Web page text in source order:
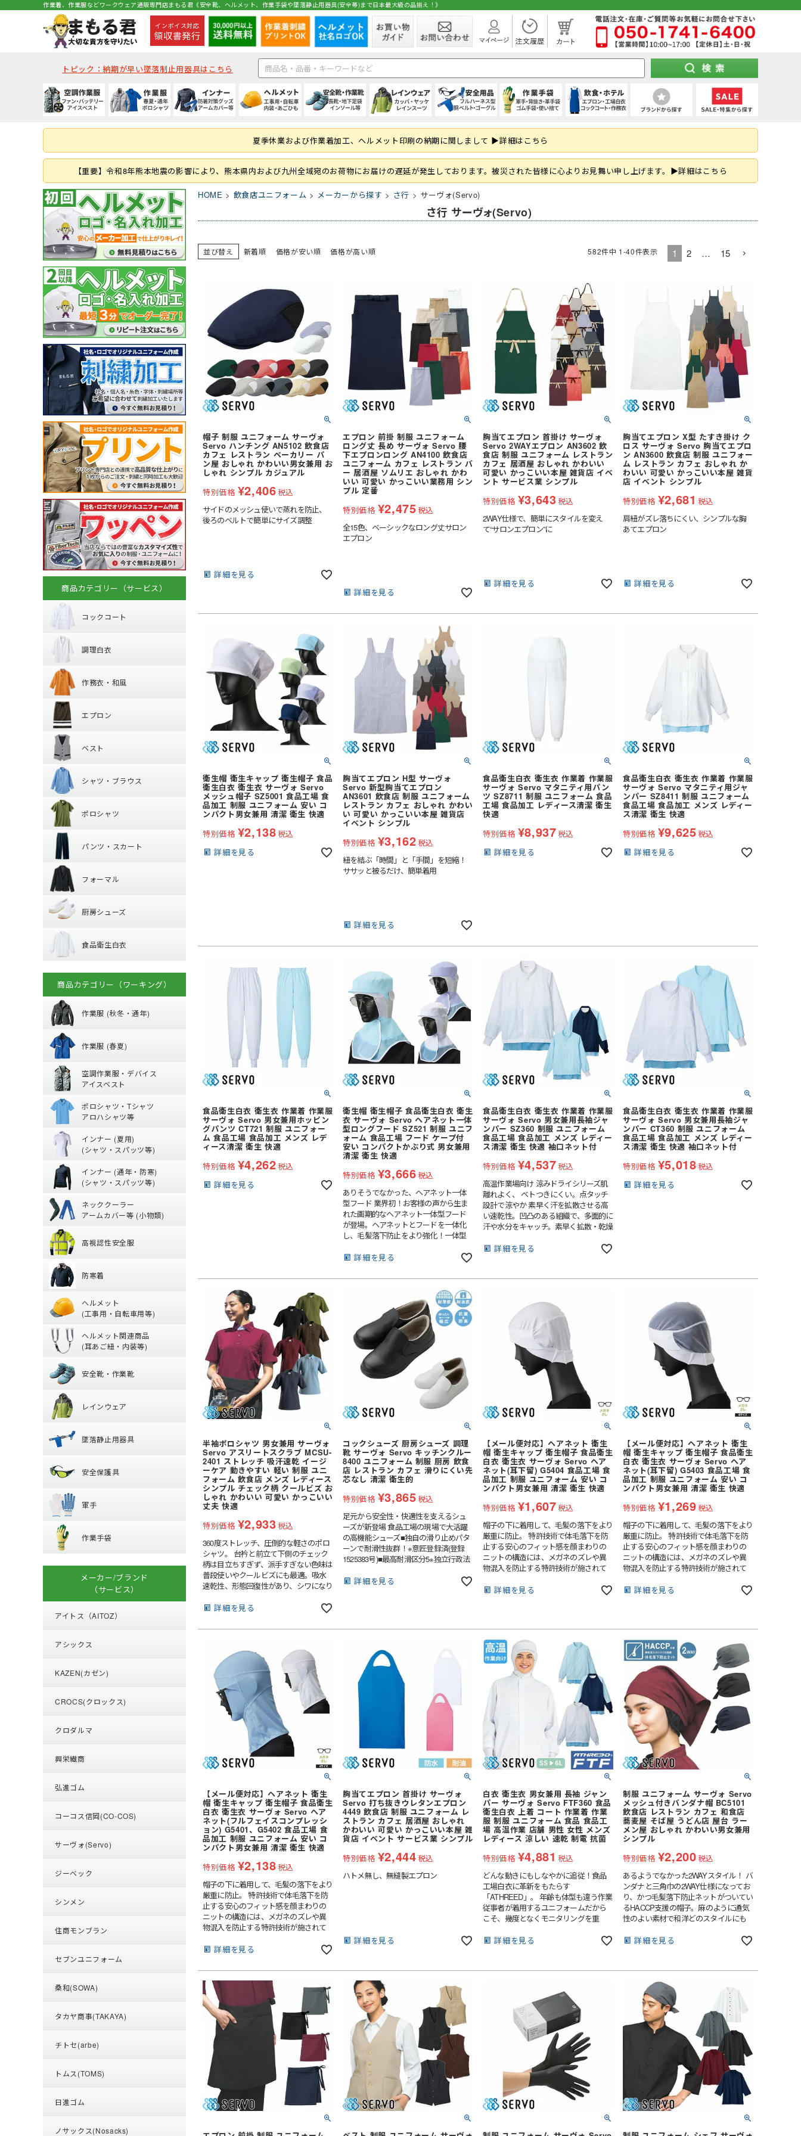
作業着、作業服などワークウェア通販専門店まもる君《安全靴、ヘルメット、作業手袋や墜落静止用器具(安全帯)まで日本最大級の品揃え！》
インボイス対応
領収書発行
トピック：納期が早い墜落制止用器具はこちら
種類から探す
つなぎ・サロペット
フルハーネス対応 大きいサイズ
ファン・バッテリー等
その他 用品
アイスベスト・水冷服 ペルチェベスト・冷却作業着 アイスベスト アイスパック (保冷剤)
インナーベスト・スペーサー
秋冬・通年作業服
(秋冬・通年) つなぎ
(秋冬・通年) サロペット 防寒ウェア
トレーナー
作業服の刺繍加工
春夏作業服
(春夏) つなぎ
(春夏) サロペット
鳶服
ポロシャツ・Tシャツ等 ポロシャツ (半袖) ポロシャツ (長袖) Tシャツ (半袖)
アロハシャツ
ジップアップシャツ (半袖) ジップアップシャツ (長袖)
(春夏) ワークシャツ (半袖)
(春夏) ワークシャツ (長袖)
(秋冬・通年) ワークシャツ (半袖) (秋冬・通年) ワークシャツ (長袖)
夏用インナー
(夏用) タイツ・スパッツ (ロング)
(夏用) ソックス
通年・防寒インナー
(通年) タイツ・スパッツ (ロング)
(通年) ソックス
(冬用) 上下セット
小物 ネッククーラー・クールバンド アームカバー レッグカバー
サポーター
タオル バッグ
帽子・キャップ
ベルト
種類から探す
MPタイプ (つばなし)
野球帽タイプ 軽作業帽
乗車兼用
キャディー帽
折りたたみタイプ 紙帽子
熱中症対策ヘルメット
ヘルメット関連商品
帽章
ステッカー 保護面・ゴーグル
特徴・機能 工事用・建設土木用 電気設備用 炉前・溶接作業
防災用・消防用
自転車・バイク 熱中症対策 (遮熱)
通気孔あり
通気孔なし
薬品対応
雨だれ防止溝 簡単調節
種類から探す
ブーツ・半長靴・ロング
長靴・ゴム長・レインブーツ サンダル
紐なし（スリッポン）
ルームシューズ（室内履き）
インソール オーバーシューズ 紳士靴
特徴・機能
耐油底
耐滑性
耐踏抜き
種類から探す
ヤッケ・かぶり
レインコート レインシューズ
レインスーツ（上下セット）
レインハット
上着・ジャケット
特徴・用途から探す
レジャー・アウトドア
レディース・キッズ
墜落静止用器具
ハーネス型 (本体のみ)
ハーネス型 (ランヤード・ロープ) 胴ベルト型 (1丁掛け)
胴ベルト型 (2丁掛け)
胴ベルト型 (ランヤード・ロープ類)
フック・パッド等付属品 傾斜面用 (ワークポジショニング)
柱上用 (ワークポジショニング)
(安全ブロック)
安全保護具
溶接面
胸章・ワッペン
防災面 (フェイスシールド)
軍手
化学繊維軍手
滑り止め軍手 (ビニボツ) 滑り止めなし軍手
7ゲージ軍手 (厚手)
10ゲージ軍手 (薄手)
13ゲージ軍手 (薄手) 火元作業用軍手 アウトドア用軍手
手袋
スムス手袋 (縫製手袋)
ゴム手袋・ビニール手袋
耐切創手袋
特徴・用途から探す 園芸・造園業 水産・漁業
運輸・物流業
自動車関連業 品質管理用
接客サービス業
小ロット レディース・キッズ用
コックコート・エプロン等
胸当てエプロン
サロンエプロン 帽子・キャップ・三角巾
ネクタイ・スカーフ
作務衣・ジンベイ
和風エプロン・前掛 和風小物・履物・アクセサリー
和帽子
食品衛生白衣
衛生帽子(キャスケット型)
衛生帽子(キャップタイプ)
衛生帽子(ショートタイプ)
メーカー・おすすめ業種か
ら探す
住商モンブラン KAZEN(カゼン) セブンユニフォーム
チトセ(arbe)
ボンユニ(ボストン商会) FACEMIX(ボンマックス)
アイトス（AITOZ） 桑和(SOWA)
CROCS(クロックス)
ウェイター向け
ベーカリー・パン屋向け 和食・割烹向け ホテル・旅館向け
準備はお済ですか？防災用品特集！
夏季休業および作業着加工、ヘルメット印刷の納期に関しまして ▶詳細はこちら
【重要】令和8年熊本地震の影響により、熊本県内および九州全域宛のお荷物にお届けの遅延が発生しております。被災された皆様に心よりお見舞い申し上げます。▶詳細はこちら
HOME 飲食店ユニフォーム メーカーから探す さ行 サーヴォ(Servo)
さ行 サーヴォ(Servo)
並び替え 新着順 価格が安い順 価格が高い順 582件中 1-40件表示 1 2 … 15
帽子 制服 ユニフォーム サーヴォ
Servo ハンチング AN5102 飲食店
カフェ レストラン ベーカリー パ
ン屋 おしゃれ かわいい男女兼用 お
しゃれ シンプル カジュアル
特別価格 ¥2,406税込
サイドのメッシュ使いで蒸れを防止、
後ろのベルトで簡単にサイズ調整
詳細を見る
エプロン 前掛 制服 ユニフォーム
ロング丈 長め サーヴォ Servo 腰
下エプロンロング AN4100 飲食店
ユニフォーム カフェ レストラン バ
ー 居酒屋 ソムリエ おしゃれ かわ
いい 可愛い かっこいい業務用 シン
プル 定番
特別価格 ¥2,475税込
全15色、ベーシックなロング丈サロン
エプロン
詳細を見る
胸当てエプロン 首掛け サーヴォ
Servo 2WAYエプロン AN3602 飲
食店 制服 ユニフォーム レストラン
カフェ 居酒屋 おしゃれ かわいい
可愛い かっこいい本屋 雑貨店 イベ
ント サービス業 シンプル
特別価格 ¥3,643税込
2WAY仕様で、簡単にスタイルを変え
て“サロンエプロン”に
詳細を見る
胸当てエプロン X型 たすき掛け ク
ロス サーヴォ Servo 胸当てエプロ
ン AN3600 飲食店 制服 ユニフォー
ム レストラン カフェ おしゃれ か
わいい 可愛い かっこいい本屋 雑貨
店 イベント シンプル
特別価格 ¥2,681 税込
肩紐がズレ落ちにくい、シンプルな胸
あてエプロン
詳細を見る
衛生帽 衛生キャップ 衛生帽子 食品
衛生白衣 衛生衣 サーヴォ Servo
メッシュ帽子 SZ5001 食品工場 食
品加工 制服 ユニフォーム 安い コ
ンパクト男女兼用 清潔 衛生 快適
特別価格 ¥2,138税込
詳細を見る
胸当てエプロン H型 サーヴォ
Servo 新型胸当てエプロン
AN3601 飲食店 制服 ユニフォーム
レストラン カフェ おしゃれ かわい
い 可愛い かっこいい本屋 雑貨店
イベント シンプル
特別価格 ¥3,162税込
紐を結ぶ「時間」と「手間」を短縮！
ササッと被るだけ、簡単着用
詳細を見る
食品衛生白衣 衛生衣 作業着 作業服
サーヴォ Servo マタニティ用パン
ツ SZ8711 制服 ユニフォーム 食品
工場 食品加工 レディース清潔 衛生
快適
特別価格 ¥8,937税込
詳細を見る
食品衛生白衣 衛生衣 作業着 作業服
サーヴォ Servo マタニティ用ジャ
ンパー SZ8411 制服 ユニフォーム
食品工場 食品加工 メンズ レディー
ス清潔 衛生 快適
特別価格 ¥9,625税込
詳細を見る
食品衛生白衣 衛生衣 作業着 作業服
サーヴォ Servo 男女兼用ホッピン
グパンツ CT721 制服 ユニフォー
ム 食品工場 食品加工 メンズ レデ
ィース清潔 衛生 快適
特別価格 ¥4,262税込
詳細を見る
衛生帽 衛生帽子 食品衛生白衣 衛生
衣 サーヴォ Servo ヘアネット一体
型ロングフード SZ521 制服 ユニフ
ォーム 食品工場 フード ケープ付
安い コンパクトかぶり式 男女兼用
清潔 衛生 快適
特別価格 ¥3,666税込
ありそうでなかった、ヘアネット一体
型フード 業界初！お客様の声から生ま
れた画期的なヘアネット一体型フード
が登場。ヘアネットとフードを一体化
し、毛髪落下防止をより強化！一体型
止し、一元的に管理を徹底することが
やゴム交換も可能
詳細を見る
食品衛生白衣 衛生衣 作業着 作業服
サーヴォ Servo 男女兼用長袖ジャ
ンパー SZ360 制服 ユニフォーム
食品工場 食品加工 メンズ レディー
ス清潔 衛生 快適 袖口ネット付
特別価格 ¥4,537税込
高温作業場向け 涼みドライシリーズ肌
離れよく、 ベトつきにくい。点タッチ
設計で涼やか 素早く汗を拡散させる高
い速乾性。凹凸のある組織で、多面的に
汗や水分をキャッチ。素早く拡散・乾燥
ニットで安全・安心・快適。異物や体
ーではみ出し防止。はみ出しがひと目で
ポートします。長め袖丈で多くの人の身
体にフィット。従来品より袖丈を長く
した仕様で、腕の長い方や身体の大きな
方も手首まで袖が届く安全設計です。爽
やかで清潔感のあるアイスブルーと清潔
でクリーンな印象の上質なホワイトの2
詳細を見る
食品衛生白衣 衛生衣 作業着 作業服
サーヴォ Servo 男女兼用長袖ジャ
ンパー CT360 制服 ユニフォーム
食品工場 食品加工 メンズ レディー
ス清潔 衛生 快適 袖口ネット付
特別価格 ¥5,018税込
詳細を見る
半袖ポロシャツ 男女兼用 サーヴォ
Servo アスリートスクラブ MCSU-
2401 ストレッチ 吸汗速乾 イージ
ーケア 動きやすい 軽い 制服 ユニ
フォーム 飲食店 メンズ レディース
シンプル チェック柄 クールビズ お
しゃれ かわいい 可愛い かっこいい
丈夫 快適
特別価格 ¥2,933税込
360度ストレッチ、圧倒的な軽さのポロ
シャツ。 台衿と前立て下側のチェック
柄は目立ちすぎず、派手すぎない色味は
普段使いやクールビズにも最適。吸水
速乾性、形態回復性があり、シワになり
トの内側にネームループ付き。バリエー
可能。
詳細を見る
コックシューズ 厨房シューズ 調理
靴 サーヴォ Servo キッチンクルー
8400 ユニフォーム 制服 厨房 飲食
店 レストラン カフェ 滑りにくい先
芯なし 清潔 衛生的
特別価格 ¥3,865税込
足元から安全性・快適性を支えるシュ
ーズが新登場 食品工場の現場で大活躍
の高機能シューズ■独自の滑り止めパタ
ーンで耐滑性抜群！※意匠登録済(登録
1525383号)■最高耐滑区分5※独立行政法
業靴技術指針による■特殊配合で耐油性
詳細を見る
【メール便対応】ヘアネット 衛生
帽 衛生キャップ 衛生帽子 食品衛生
白衣 衛生衣 サーヴォ Servo ヘア
ネット(耳下留) G5404 食品工場 食
品加工 制服 ユニフォーム 安い コ
ンパクト男女兼用 清潔 衛生 快適
特別価格 ¥1,607税込
帽子の下に着用して、毛髪の落下をより
厳重に防止。 特許技術で体毛落下を防
止する安心のフィット感を顔まわりの
ニットの構造には、メガネのズレや異
物混入を防止する特許技術が施されて
合しないことで隙間にメガネのツルが
詳細を見る
【メール便対応】ヘアネット 衛生
帽 衛生キャップ 衛生帽子 食品衛生
白衣 衛生衣 サーヴォ Servo ヘア
ネット(耳下留) G5403 食品工場 食
品加工 制服 ユニフォーム 安い コ
ンパクト男女兼用 清潔 衛生 快適
特別価格 ¥1,269税込
帽子の下に着用して、毛髪の落下をより
厳重に防止。 特許技術で体毛落下を防
止する安心のフィット感を顔まわりの
ニットの構造には、メガネのズレや異
物混入を防止する特許技術が施されて
合しないことで隙間にメガネのツルが
詳細を見る
【メール便対応】ヘアネット 衛生
帽 衛生キャップ 衛生帽子 食品衛生
白衣 衛生衣 サーヴォ Servo ヘア
ネット(フルフェイスコンプレッシ
ョン) G5401、G5402 食品工場 食
品加工 制服 ユニフォーム 安い コ
ンパクト男女兼用 清潔 衛生 快適
特別価格 ¥2,138税込
帽子の下に着用して、毛髪の落下をより
厳重に防止。 特許技術で体毛落下を防
止する安心のフィット感を顔まわりの
ニットの構造には、メガネのズレや異
物混入を防止する特許技術が施されて
合しないことで隙間にメガネのツルが
より、メガネ着脱時に毛髪が出にくい構
造です。［特許第5393928号］
詳細を見る
胸当てエプロン 首掛け サーヴォ
Servo 打ち抜きウレタンエプロン
4449 飲食店 制服 ユニフォーム レ
ストラン カフェ 居酒屋 おしゃれ
かわいい 可愛い かっこいい本屋 雑
貨店 イベント サービス業 シンプル
特別価格 ¥2,444税込
ハトメ無し、無縫製エプロン
詳細を見る
白衣 衛生衣 男女兼用 長袖 ジャン
パー サーヴォ Servo FTF360 食品
衛生白衣 上着 コート 作業着 作業
服 制服 ユニフォーム 食品 食品工
場 高温作業 店舗 男性 女性 メンズ
レディース 涼しい 速乾 制電 抗菌
特別価格 ¥4,881 税込
どんな動きにもしなやかに追従！食品
工場白衣に革新をもたらす
「ATHREED」。 年齢も体型も違う作業
従事者が着用するユニフォームだから
こそ、幾度となくモニタリングを重
た。その結果、ジャストサイズで着用し
しください。
詳細を見る
制服 ユニフォーム サーヴォ Servo
メッシュ付きバンダナ帽 BC5101
飲食店 レストラン カフェ 和食店
蕎麦屋 そば屋 うどん店 屋台 ラー
メン屋 おしゃれ かわいい男女兼用
シンプル
特別価格 ¥2,200税込
あるようでなかった2WAYスタイル！ バ
ンダナと三角巾の2WAY仕様になってお
り、かつ毛髪落下防止ネットがついてい
るHACCP支援の帽子。麻のように通気
性のよい素材で和洋どのスタイルにも
品です。
詳細を見る
商品カテゴリー（サービス）
コックコート
調理白衣
半袖
作務衣・和風
作務衣・和風
作務衣・ジンベイ（上衣）
和風・鯉口シャツ
和風エプロン・前掛
和風パンツ・スカート（下衣）
和風小物・履物・アクセサリー
エプロン
エプロン
胸当てエプロン
サロンエプロン
カマーエプロン
厨房・調理エプロン
ベスト
ベスト
丸襟ベスト
カマーベスト
シャツ・ブラウス
レギュラーカラー
スタンドカラー
ワイドカラー
ウイングカラー
オープンカラー
ボタンダウン
その他襟型
ポロシャツ
ポロシャツ
長袖
半袖
パンツ・スカート
パンツ・スカート
スカート・キュロット
フォーマル
フォーマル
ワンピース・チュニック
小物・アクセサリー
厨房シューズ
先芯なし
食品衛生白衣
衛生帽子
オーバーオール
その他衛生用品
商品カテゴリー（ワーキング）
作業服 (秋冬・通年)
秋冬・通年作業着
(秋冬・通年) ジャケット
(秋冬・通年) パンツ・スラック
(秋冬・通年) 上下セット
(秋冬・通年) デニム作業着
(秋冬・通年) つなぎ
(秋冬・通年) サロペット
トレーナー
作業服 (春夏)
春夏作業着
【特集】春夏作業服
(春夏) ジャケット
(春夏) パンツ・スラックス
(春夏) 上下セット
鳶服
ガーデンウェア
ジャージ
レディース
空調作業服・デバイス
アイスベスト
空調作業服服 (ファン・バッテリー)・アイスベスト
空調ブルゾン (長袖)
空調パンツ
つなぎ・サロペット
フルハーネス対応
ファンバッテリーセット
ファン
バッテリー
メンテナンス用品
ペルチェベスト・冷却作業着
アイスベスト
ポロシャツ・Tシャツ
アロハシャツ等
ポロシャツ・Tシャツ・アロハシャツ等
ポロシャツ (半袖)
ポロシャツ (長袖)
Tシャツ (半袖)
Tシャツ (長袖)
アロハシャツ
ジップアップシャツ (半袖)
ジップアップシャツ (長袖)
(春夏) ワークシャツ (半袖)
インナー (夏用)
(シャツ・スパッツ等)
夏用インナー
【特集】夏用インナー
(夏用) 半袖シャツ
(夏用) タイツ・スパッツ (ショー
ト)
(夏用) タイツ・スパッツ (ロン
グ)
インナー (通年・防寒)
(シャツ・スパッツ等)
通年・防寒インナー
(通年) 半袖シャツ
(通年) タイツ・スパッツ (七分
丈)
(通年) ソックス
ネッククーラー
アームカバー等 (小物類)
ネッククーラー・アームカバー等 (小物類)
ネッククーラー・クールバンド
サポーター
タオル
バッグ
帽子・キャップ
高視認性安全服
コート
シャツ
ブルゾン
腿ポケット有ズボン
便利グッズ
防寒着
防寒ジャンパー
防寒ベスト
防寒パンツ
防寒スーツ（上下セット）
防寒シャツ
防寒サロペット
防寒インナー
ヘルメット
(工事用・自転車用等)
ヘルメット (工事用・乗車用等)
クリアバイザータイプ
シールドヘルメット
前方つば付き
全周つば付き
MPタイプ (つばなし)
野球帽タイプ
軽作業帽
乗車兼用 (自転車・バイク)
折りたたみタイプ
レディース
学童・幼児用
ヘルメット関連商品
(耳あご紐・内装等)
ヘルメット関連商品
耳紐・あご紐
ライナー (スチロール)
内装 (着装体)
シールド・バイザー
帽章
防災面(フェイスシールド)
保護メガネ
保護面・ゴーグル
熱中症対策グッズ
安全靴・作業靴
安全靴・作業靴
ハイカットタイプ
ローカット・短靴タイプ
地下足袋
サンダル
紐なし (スリッポン)
ルームシューズ (室内履き)
インソール
オーバーシューズ
紳士靴
レインウェア
レインウェア
パンツ・ズボン
ポンチョ
ヤッケ・かぶり
レインコート
レインシューズ
レインスーツ（上下セット）
レインハット
上着・ジャケット
墜落静止用器具
墜落静止用器具
【特集】納期が早い墜落静止用
器具 (新規格対応)
ハーネス型 (1丁掛け 第1種)
ハーネス型 (1丁掛け 第2種)
ハーネス型 (2丁掛け 第1種)
ハーネス型 (2丁掛け 第2種)
ハーネス型 (本体のみ)
プ)
胴ベルト型
フック・パッド等付属品
傾斜面用 (ワークポジショニン
グ)
柱上用 (ワークポジショニング)
セーフティーブロック
親綱・関連用品 (ロリップ等)
安全保護具
安全保護具
保護メガネ
レーザー保護メガネ
安全ベスト・タスキ
工具差し・収納用品
溶接面
胸章・ワッペン
腕章
防災面 (フェイスシールド)
マスク
作業ベルト・作業エプロン
軍手
軍手
ラバー軍手 (ゴム張り軍手)
純綿軍手
混紡軍手 (コンボー)
特紡軍手 (トクボー)
化学繊維軍手
滑り止め軍手 (ビニボツ)
滑り止めなし軍手
10ゲージ軍手 (薄手)
13ゲージ軍手 (薄手)
火元作業用軍手
作業手袋
革手袋
人造皮革手袋 (合皮)
背抜き手袋
スムス手袋 (縫製手袋)
ゴム手袋・ビニール手袋
使い捨て手袋 (使い切り手袋)
特殊手袋
メーカー/ブランド
（サービス）
アイトス（AITOZ）
アシックス
KAZEN(カゼン)
CROCS(クロックス)
クロダルマ
興栄繊商
弘進ゴム
コーコス信岡(CO-COS)
サーヴォ(Servo)
ジーベック
シンメン
住商モンブラン
セブンユニフォーム
桑和(SOWA)
タカヤ商事(TAKAYA)
チトセ(arbe)
トムス(TOMS)
日進ゴム
ノサックス(Nosacks)